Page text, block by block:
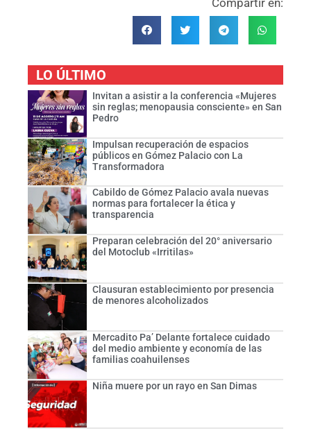
Compartir en:
LO ÚLTIMO
Invitan a asistir a la conferencia «Mujeres
sin reglas; menopausia consciente» en San
Pedro
Impulsan recuperación de espacios
públicos en Gómez Palacio con La
Transformadora
Cabildo de Gómez Palacio avala nuevas
normas para fortalecer la ética y
transparencia
Preparan celebración del 20° aniversario
del Motoclub «Irritilas»
Clausuran establecimiento por presencia
de menores alcoholizados
Mercadito Pa’ Delante fortalece cuidado
del medio ambiente y economía de las
familias coahuilenses
Niña muere por un rayo en San Dimas